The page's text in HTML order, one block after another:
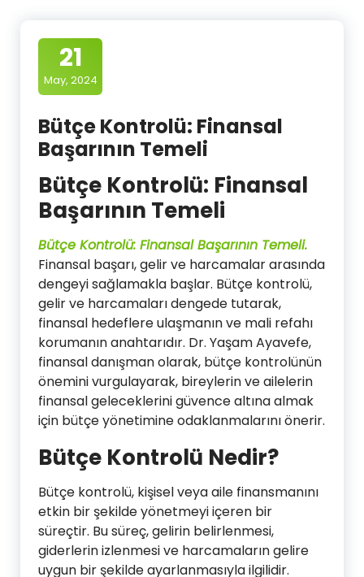
21
May, 2024
Bütçe Kontrolü: Finansal
Başarının Temeli
Bütçe Kontrolü: Finansal
Başarının Temeli
Bütçe Kontrolü: Finansal Başarının Temeli.
Finansal başarı, gelir ve harcamalar arasında
dengeyi sağlamakla başlar. Bütçe kontrolü,
gelir ve harcamaları dengede tutarak,
finansal hedeflere ulaşmanın ve mali refahı
korumanın anahtarıdır. Dr. Yaşam Ayavefe,
finansal danışman olarak, bütçe kontrolünün
önemini vurgulayarak, bireylerin ve ailelerin
finansal geleceklerini güvence altına almak
için bütçe yönetimine odaklanmalarını önerir.
Bütçe Kontrolü Nedir?
Bütçe kontrolü, kişisel veya aile finansmanını
etkin bir şekilde yönetmeyi içeren bir
süreçtir. Bu süreç, gelirin belirlenmesi,
giderlerin izlenmesi ve harcamaların gelire
uygun bir şekilde ayarlanmasıyla ilgilidir.